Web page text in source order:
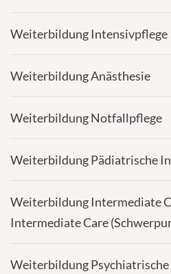
Weiterbildung Intensivpflege
Weiterbildung Anästhesie
Weiterbildung Notfallpflege
Weiterbildung Pädiatrische
Weiterbildung Intermediate
Intermediate Care
Weiterbildung Psychiatrische